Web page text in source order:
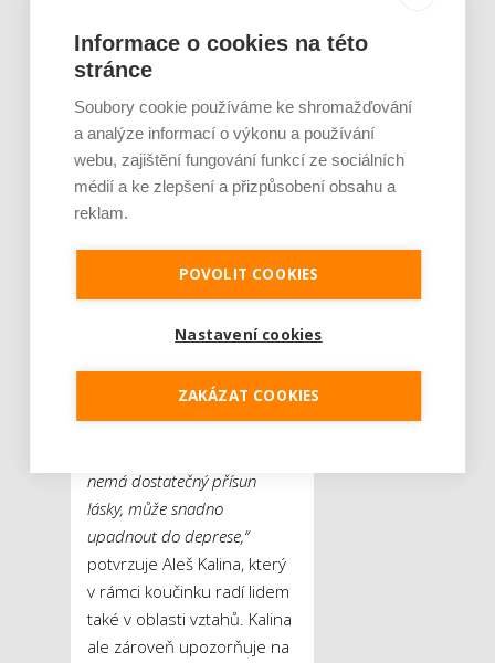
lidmi, kteří vás mají rádi
letních flirtů, romantických
večerů u táboráku a
exotických zážitků, na
druhé straně je ale léto
těch, kteří jsou aktuálně bez
způsobem je k nám
dodávána láska významně
ovlivňuje způsob, jakým
mozek generuje různé druhy
nemá dostatečný přísun
lásky, může snadno
upadnout do deprese,“
potvrzuje Aleš Kalina, který
v rámci koučinku radí lidem
také v oblasti vztahů. Kalina
ale zároveň upozorňuje na
Informace o cookies na této
stránce
Soubory cookie používáme ke shromažďování
a analýze informací o výkonu a používání
webu, zajištění fungování funkcí ze sociálních
médií a ke zlepšení a přizpůsobení obsahu a
reklam.
POVOLIT COOKIES
Nastavení cookies
ZAKÁZAT COOKIES